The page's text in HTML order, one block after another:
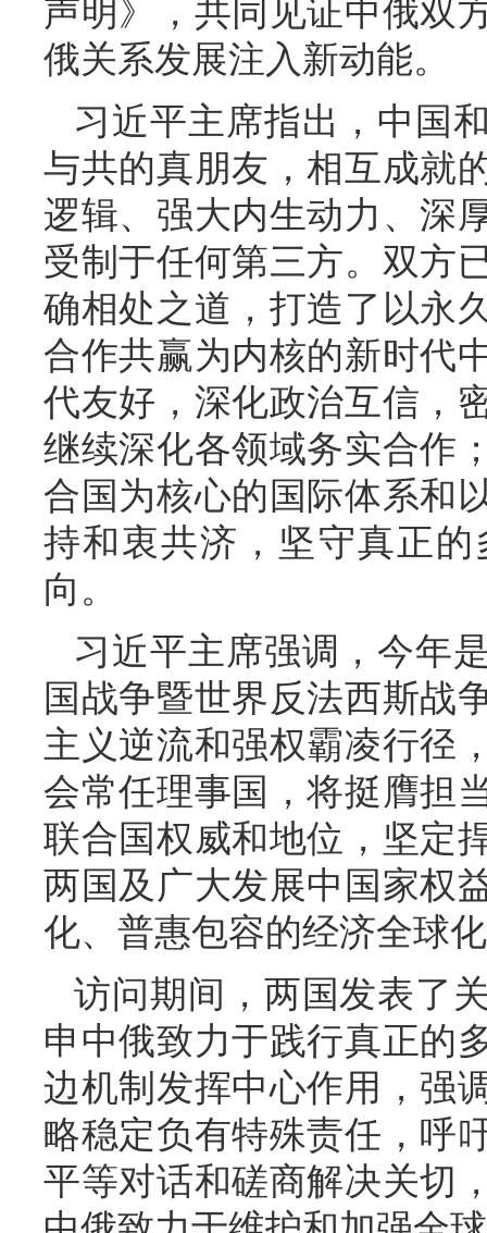
声明》，共同见证中俄双
俄关系发展注入新动能。
习近平主席指出，中国
与共的真朋友，相互成就
逻辑、强大内生动力、深
受制于任何第三方。双方
确相处之道，打造了以永
合作共赢为内核的新时代
代友好，深化政治互信，
继续深化各领域务实合作
合国为核心的国际体系和
持和衷共济，坚守真正
向。
习近平主席强调，今年
国战争暨世界反法西斯战
主义逆流和强权霸凌行径
会常任理事国，将挺膺担
联合国权威和地位，坚定
两国及广大发展中国家权
化、普惠包容的经济全球
访问期间，两国发表了
申中俄致力于践行真正的
边机制发挥中心作用，强
略稳定负有特殊责任，呼
平等对话和磋商解决关切